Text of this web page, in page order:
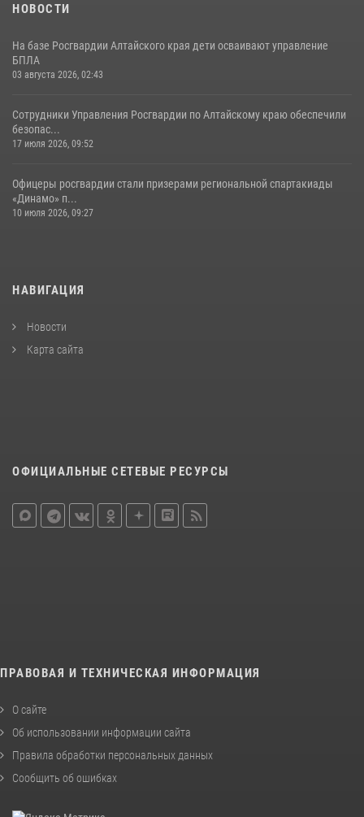
НОВОСТИ
На базе Росгвардии Алтайского края дети осваивают управление
БПЛА
03 августа 2026, 02:43
Сотрудники Управления Росгвардии по Алтайскому краю обеспечили
безопас...
17 июля 2026, 09:52
Офицеры росгвардии стали призерами региональной спартакиады
«Динамо» п...
10 июля 2026, 09:27
НАВИГАЦИЯ
Новости
Карта сайта
ОФИЦИАЛЬНЫЕ СЕТЕВЫЕ РЕСУРСЫ
ПРАВОВАЯ И ТЕХНИЧЕСКАЯ ИНФОРМАЦИЯ
О сайте
Об использовании информации сайта
Правила обработки персональных данных
Сообщить об ошибках